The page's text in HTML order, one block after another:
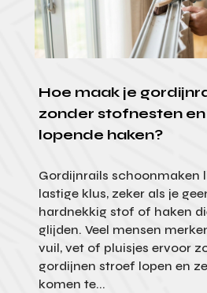
Hoe maak je
zonder stofnesten
lopende haken?
Gordijnrails schoonmaken
lastige klus, zeker als je
hardnekkig stof of haken
glijden. Veel mensen
vuil, vet of pluisjes ervoor
gordijnen stroef lopen en
komen te...